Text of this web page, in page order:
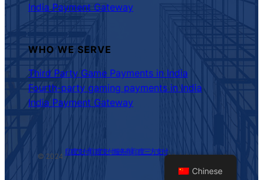
India Payment Gateway
WHO WE SERVE
Third Party Game Payments in India
Fourth-party gaming payments in India
India Payment Gateway
© 2024.
印度支付|印度支付服务商|印度三方支付
All rights reserved
Chinese